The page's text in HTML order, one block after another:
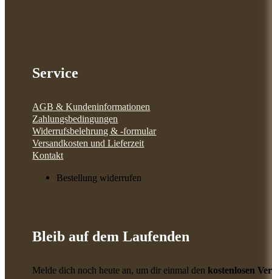
Service
AGB & Kundeninformationen
Zahlungsbedingungen
Widerrufsbelehrung & -formular
Versandkosten und Lieferzeit
Kontakt
Bestellung widerrufen
Bleib auf dem Laufenden
Melde dich noch heute an, um dir einmal denkostenlosen